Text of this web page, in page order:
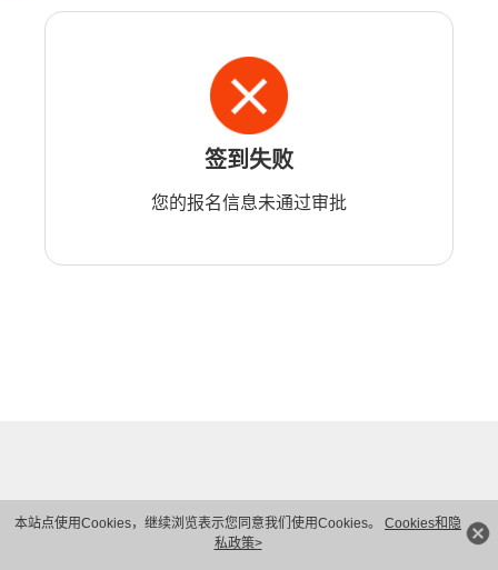
本站点使用Cookies，继续浏览表示您同意我们使用Cookies。 Cookies和隐
私政策>
签到失败
您的报名信息未通过审批